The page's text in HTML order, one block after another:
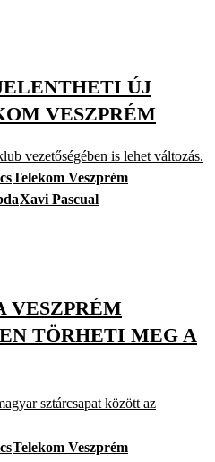
ÚJ
VESZPRÉM
vezetőségében is lehet változás.
Telekom Veszprém
Xavi Pascual
VESZPRÉM
TÖRHETI MEG A
sztárcsapat között az
Telekom Veszprém